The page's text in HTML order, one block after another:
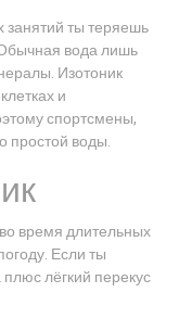
ты теряешь
вода лишь
Изотоник
и
спортсмены,
простой воды.
время длительных
Если ты
лёгкий перекус